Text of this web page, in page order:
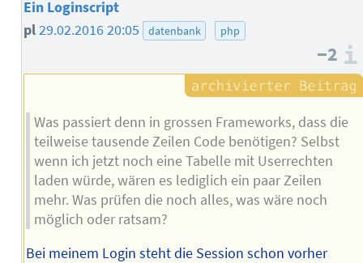
Ein Loginscript
pl29.02.2016 20:05 datenbank php
−2
Was passiert denn in grossen Frameworks, dass die
teilweise tausende Zeilen Code benötigen? Selbst
wenn ich jetzt noch eine Tabelle mit Userrechten
laden würde, wären es lediglich ein paar Zeilen
mehr. Was prüfen die noch alles, was wäre noch
möglich oder ratsam?
Bei meinem Login steht die Session schon vorher